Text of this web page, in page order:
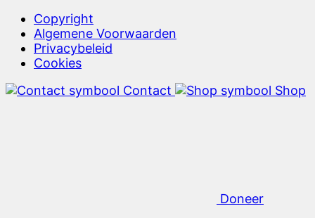
Copyright
Algemene Voorwaarden
Privacybeleid
Cookies
Contact
Shop
Doneer